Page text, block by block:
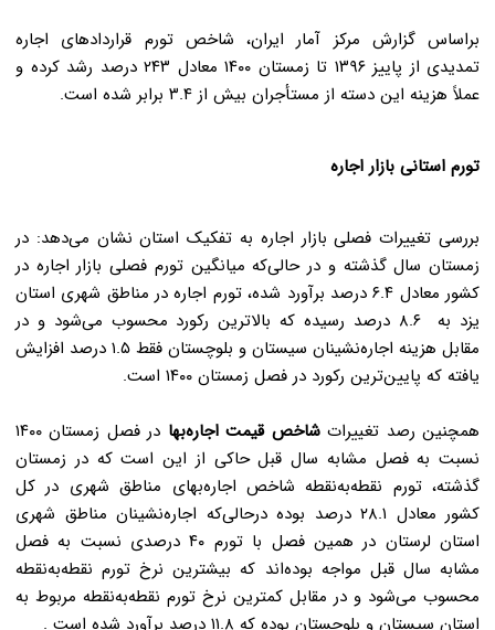
براساس گزارش مرکز آمار ایران، شاخص تورم قراردادهای اجاره
تمدیدی از پاییز ۱۳۹۶ تا زمستان ۱۴۰۰ معادل ۲۴۳ درصد رشد کرده و
عملاً هزینه این دسته از مستأجران بیش از ۳.۴ برابر شده است
.
تورم استانی بازار اجاره
بررسی تغییرات فصلی بازار اجاره به تفکیک استان نشان می‌دهد: در
زمستان سال گذشته و در حالی‌که میانگین تورم فصلی بازار اجاره در
کشور معادل ۶.۴ درصد برآورد شده، تورم اجاره در مناطق شهری استان
یزد به ۸.۶ درصد رسیده که بالاترین رکورد محسوب می‌شود و در
مقابل هزینه اجاره‌نشینان سیستان و بلوچستان فقط ۱.۵ درصد افزایش
یافته که پایین‌ترین رکورد در فصل زمستان ۱۴۰۰ است
.
همچنین رصد تغییراتشاخص قیمت اجاره‌بها
در فصل زمستان ۱۴۰۰
نسبت به فصل مشابه سال قبل حاکی از این است که در زمستان
گذشته، تورم نقطه‌به‌نقطه شاخص اجاره‌بهای مناطق شهری در کل
کشور معادل ۲۸.۱ درصد بوده درحالی‌که اجاره‌نشینان مناطق شهری
استان لرستان در همین فصل با تورم ۴۰ درصدی نسبت به فصل
مشابه سال قبل مواجه بوده‌اند که بیشترین نرخ تورم نقطه‌به‌نقطه
محسوب می‌شود و در مقابل کمترین نرخ تورم نقطه‌به‌نقطه مربوط به
استان سیستان و بلوچستان بوده که ۱۱.۸ درصد برآورد شده است
.